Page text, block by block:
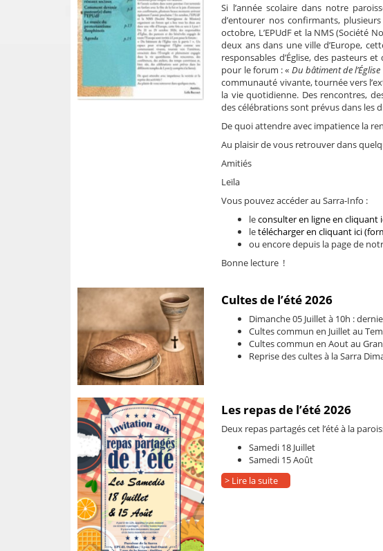
Si l’année scolaire dans notre
d’entourer nos confirmants,
octobre, L’EPUdF et la NMS (Société
deux ans dans une ville d’Europe,
responsables d’Église, des pasteurs
pour le forum : « Du bâtiment de
communauté vivante, tournée vers
la vie quotidienne. Des rencontres,
des célébrations sont prévus dans les
De quoi attendre avec impatience la
Au plaisir de vous retrouver dans
Amitiés
Leïla
Vous pouvez accéder au Sarra-Info :
leconsulter en ligne en cliquant
letélécharger en cliquant ici
ou encore depuis la page de
Bonne lecture !
Cultes de l’été 2026
Dimanche 05 Juillet à 10h :
Cultes commun en Juillet au
Cultes commun en Aout au
Reprise des cultes à la Sarra
Les repas de l’été 2026
Deux repas partagés cet l’été à la
Samedi 18 Juillet
Samedi 15 Août
> Lire la suite